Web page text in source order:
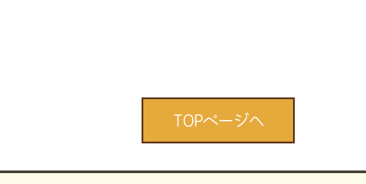
TOPページへ